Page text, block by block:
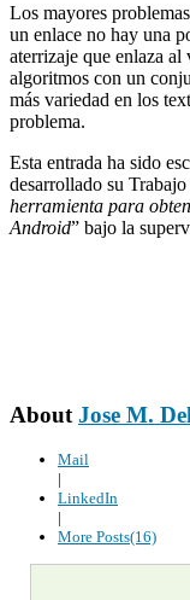
Los mayores
un enlace no hay una
aterrizaje que enlaza
algoritmos con un
más variedad en los
problema.
Esta entrada ha sido
desarrollado su
herramienta para
Android” bajo la
About Jose M.
Mail
|
LinkedIn
|
More Posts(16)